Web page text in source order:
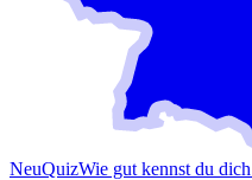
NeuQuizWie gut kennst du